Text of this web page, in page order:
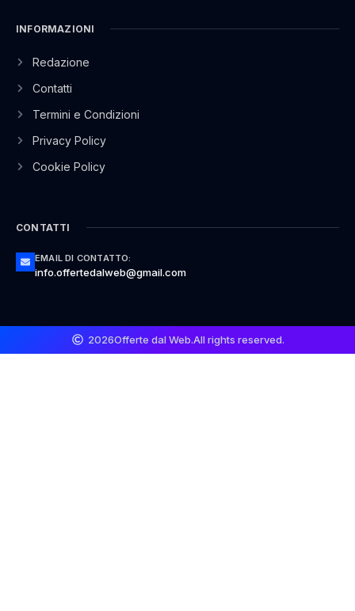
INFORMAZIONI
Redazione
Contatti
Termini e Condizioni
Privacy Policy
Cookie Policy
CONTATTI
EMAIL DI CONTATTO:
info.offertedalweb@gmail.com
2026Offerte dal Web.All rights reserved.